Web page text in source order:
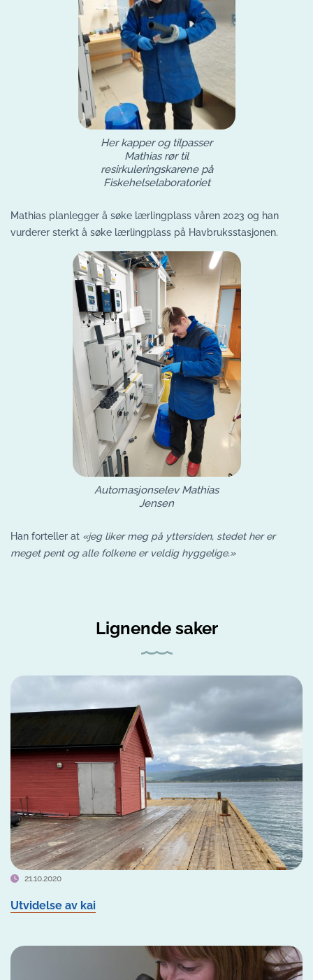
Her kapper og tilpasser
Mathias rør til
resirkuleringskarene på
Fiskehelselaboratoriet
Mathias planlegger å søke lærlingplass våren 2023 og han
vurderer sterkt å søke lærlingplass på Havbruksstasjonen.
Automasjonselev Mathias
Jensen
Han forteller at «jeg liker meg på yttersiden, stedet her er
meget pent og alle folkene er veldig hyggelige.»
Lignende saker
21.10.2020
Utvidelse av kai